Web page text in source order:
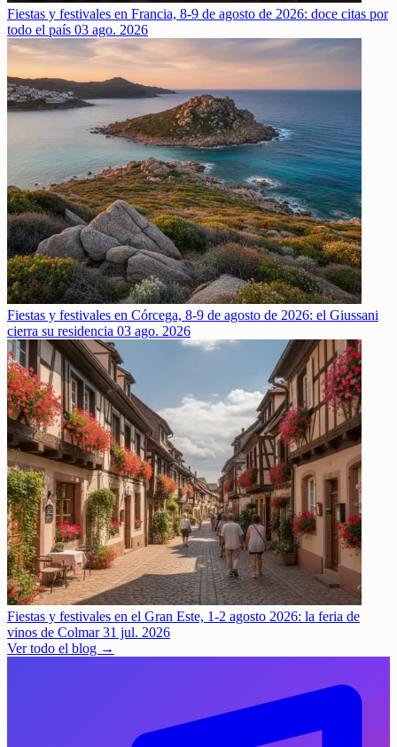
Fiestas y festivales en Francia, 8-9 de agosto de 2026: doce citas por
todo el país 03 ago. 2026
Fiestas y festivales en Córcega, 8-9 de agosto de 2026: el Giussani
cierra su residencia 03 ago. 2026
Fiestas y festivales en el Gran Este, 1-2 agosto 2026: la feria de
vinos de Colmar 31 jul. 2026
Ver todo el blog →